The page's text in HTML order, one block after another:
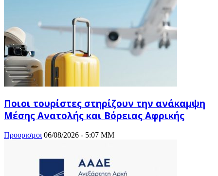
Ποιοι τουρίστες στηρίζουν την ανάκαμψη
Μέσης Ανατολής και Βόρειας Αφρικής
Προορισμοι 06/08/2026 - 5:07 ΜΜ